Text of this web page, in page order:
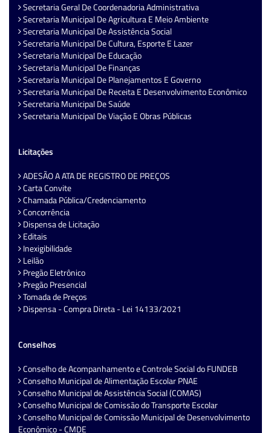
Secretaria Geral De Coordenadoria Administrativa
Secretaria Municipal De Agricultura E Meio Ambiente
Secretaria Municipal De Assistência Social
Secretaria Municipal De Cultura, Esporte E Lazer
Secretaria Municipal De Educação
Secretaria Municipal De Finanças
Secretaria Municipal De Planejamentos E Governo
Secretaria Municipal De Receita E Desenvolvimento Econômico
Secretaria Municipal De Saúde
Secretaria Municipal De Viação E Obras Públicas
Licitações
ADESÃO A ATA DE REGISTRO DE PREÇOS
Carta Convite
Chamada Pública/Credenciamento
Concorrência
Dispensa de Licitação
Editais
Inexigibilidade
Leilão
Pregão Eletrônico
Pregão Presencial
Tomada de Preços
Dispensa - Compra Direta - Lei 14133/2021
Conselhos
Conselho de Acompanhamento e Controle Social do FUNDEB
Conselho Municipal de Alimentação Escolar PNAE
Conselho Municipal de Assistência Social (COMAS)
Conselho Municipal de Comissão do Transporte Escolar
Conselho Municipal de Comissão Municipal de Desenvolvimento
Econômico - CMDE